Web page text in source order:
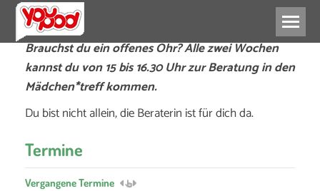
Brauchst du ein offenes Ohr? Alle zwei Wochen
kannst du von 15 bis 16.30 Uhr zur Beratung in den
Mädchen*treff kommen.
Du bist nicht allein, die Beraterin ist für dich da.
Termine
Vergangene Termine